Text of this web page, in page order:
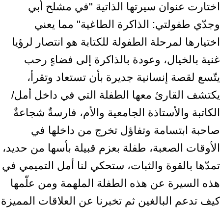
اختارت عنوان سيرتها الذاتية "في مشلح أبي
وجدّي طفولتي: الذاكرة الطاغية" مما يعني
اختيارها لمرحلة الطفولة للكتابة هو انتصار لرؤيا
غنية بالخيال، وعودة بالذاكرة إلى فضاءٍ رحب
يتّسع لقصة إنسانية جديرة بأن تستعاد وتقرأ،
يكتشف القارئ معها الطفلة التي في داخل أمل/
الكاتبة والأستاذة الجامعية والأم، فارسةٌ شجاعةٌ
صاحبة ابتسامة وتفاؤل تخرج من داخلها في
الأوقات الصعبة، طفلة بعزم قبيلة بأسها من حديد،
تمدّها بالقوة والثبات، ستحكي لنا أمل التميمي في
هذه السيرة عن هذه الطفلة الملهمة ومن علّمها
كيف تدعم البالغين ثم تخبرنا عن العلاقات المميزة